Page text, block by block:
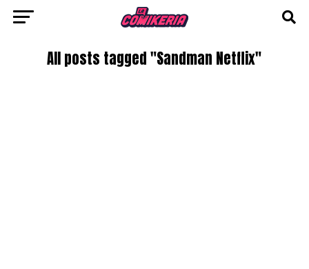
All posts tagged "Sandman Netflix"